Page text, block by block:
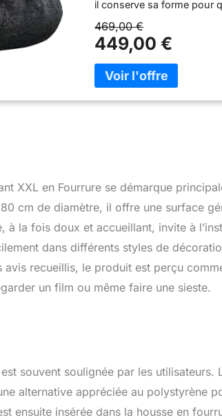
il conserve sa forme pour
au toucher. 😊 100%
douceur. Notre pouf xxl
détendre, lire un livre,
absolu. 💦 ENTRETIEN
odeurs, la housse de votre
pour vous assurer une
garantie de
disposition pour vous
469,00 €
449,00 €
XXL en Fourrure se démarque
cm de diamètre, il offre une surface
à la fois doux et accueillant, invite à
dans différents styles de
avis recueillis, le produit est perçu
un film ou même faire une sieste.
souvent soulignée par les
alternative appréciée au polystyrène
ensuite insérée dans la housse en